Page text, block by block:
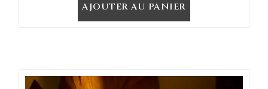
AJOUTER AU PANIER